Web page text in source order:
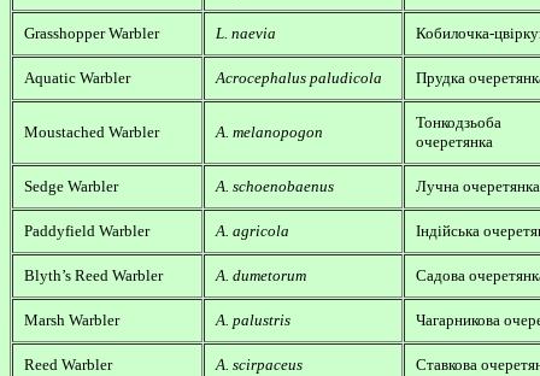
Grasshopper Warbler L. naevia Кобилочка-
Aquatic Warbler Acrocephalus paludicola Прудка
Moustached Warbler A. melanopogon
Тонкодзьоба
очеретянка
Sedge Warbler A. schoenobaenus Лучна очеретянка
Paddyfield Warbler A. agricola Індійська
Blyth’s Reed Warbler A. dumetorum Садова
Marsh Warbler A. palustris Чагарникова
Reed Warbler A. scirpaceus Ставкова